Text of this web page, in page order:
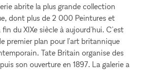
abrite la plus grande collection
dont plus de 2 000 Peintures et
fin du XIXe siècle à aujourd'hui. C'est
premier plan pour l'art britannique
Tate Britain organise des
son ouverture en 1897. La galerie a